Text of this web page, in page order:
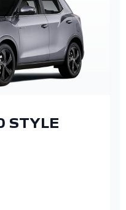
STYLE